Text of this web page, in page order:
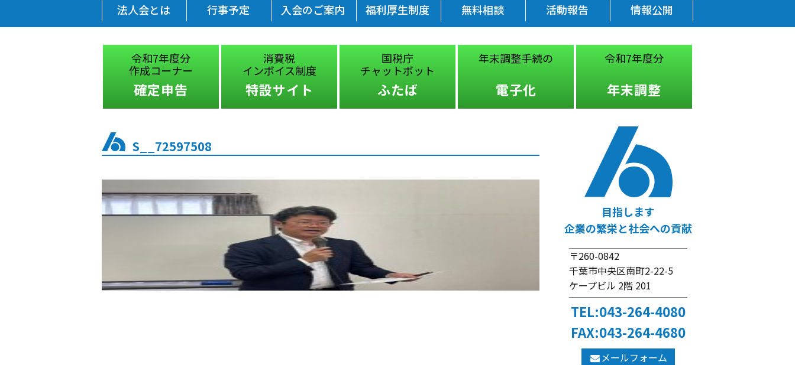
法人会とは 行事予定 入会のご案内 福利厚生制度 無料相談 活動報告 情報公開
令和7年度分
作成コーナー
確定申告
消費税
インボイス制度
特設サイト
国税庁
チャットボット
ふたば
年末調整手続の
電子化
令和7年度分
年末調整
S__72597508
目指します
企業の繁栄と社会への貢献
〒260-0842
千葉市中央区南町2-22-5
ケープビル 2階 201
TEL:043-264-4080
FAX:043-264-4680
メールフォーム